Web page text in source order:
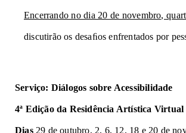
Encerrando no dia 20 de novembro,
discutirão os desaﬁos enfrentados por
Serviço: Diálogos sobre Acessibilidade
4ª Edição da Residência Artística
Dias 29 de outubro, 2, 6, 12, 18 e 20 de